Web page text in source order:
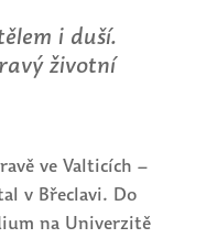
i duší.
životní
ve Valticích –
Břeclavi. Do
na Univerzitě